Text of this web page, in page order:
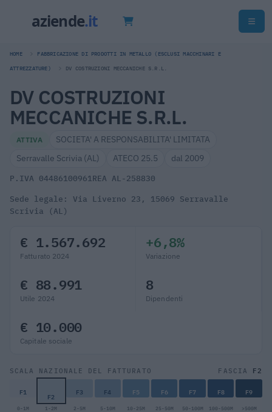
HOME FABBRICAZIONE DI PRODOTTI IN METALLO (ESCLUSI MACCHINARI E
ATTREZZATURE) DV COSTRUZIONI MECCANICHE S.R.L.
DV COSTRUZIONI
MECCANICHE S.R.L.
ATTIVA
SOCIETA' A RESPONSABILITA' LIMITATA
Serravalle Scrivia (AL)
ATECO 25.5 dal 2009
P.IVA 04486100961REA AL-258830
Sede legale: Via Liverno 23, 15069 Serravalle
Scrivia (AL)
€ 1.567.692
Fatturato 2024
+6,8%
Variazione
€ 88.991
Utile 2024
8
Dipendenti
€ 10.000
Capitale sociale
SCALA NAZIONALE DEL FATTURATO FASCIA F2
F1 F2 F3 F4 F5 F6 F7 F8 F9
0-1M 1-2M 2-5M 5-10M 10-25M 25-50M 50-100M 100-500M >500M